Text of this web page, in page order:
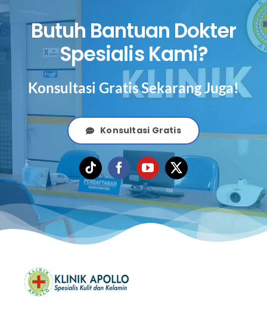
Butuh Bantuan Dokter
Spesialis Kami?
Konsultasi Gratis Sekarang Juga!
Konsultasi Gratis